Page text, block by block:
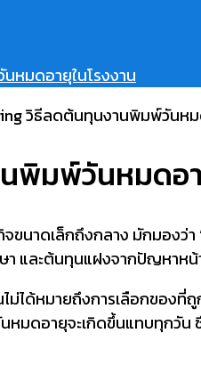
หมดอายุในโรงงาน
พิมพ์วันหมดอา
จขนาดเล็กถึงกลาง มักมอง
และต้นทุนแฝงจากปัญหาหน้
ได้หมายถึงการเลือกของที่
มดอายุจะเกิดขึ้นแทบทุกวัน